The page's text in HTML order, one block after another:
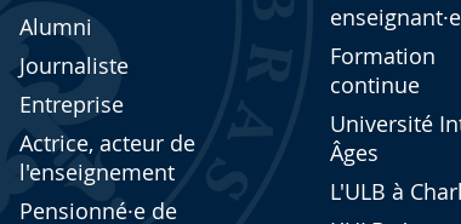
Alumni
Journaliste
Entreprise
Actrice, acteur de
l'enseignement
Pensionné·e de
Formation
continue
Université
Âges
L'ULB à